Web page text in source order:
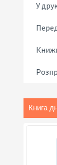
У
Книга